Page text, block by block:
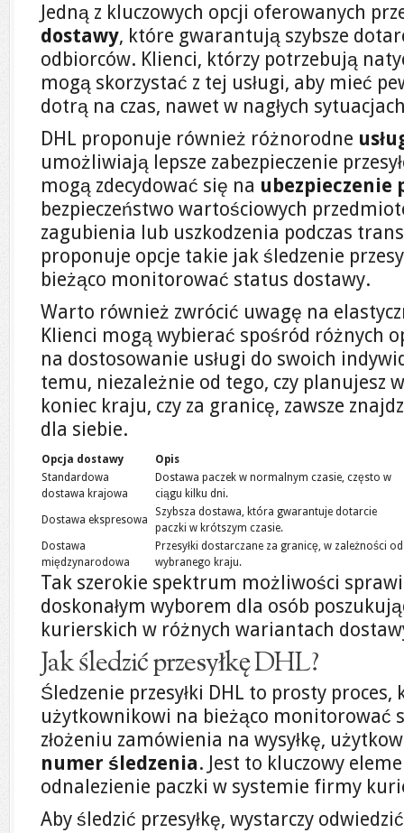
Jedną z kluczowych opcji oferowanych
dostawy, które gwarantują szybsze
odbiorców. Klienci, którzy potrzebują
mogą skorzystać z tej usługi, aby mieć
dotrą na czas, nawet w nagłych
DHL proponuje również różnorodne
umożliwiają lepsze zabezpieczenie
mogą zdecydować się na ubezpieczenie
bezpieczeństwo wartościowych
zagubienia lub uszkodzenia podczas
proponuje opcje takie jak śledzenie
bieżąco monitorować status dostawy.
Warto również zwrócić uwagę na
Klienci mogą wybierać spośród różnych
na dostosowanie usługi do swoich
temu, niezależnie od tego, czy planujesz
koniec kraju, czy za granicę, zawsze
dla siebie.
Opcja dostawy
Opis
Standardowa
dostawa krajowa
Dostawa paczek w normalnym czasie, często w
ciągu kilku dni.
Dostawa ekspresowa
Szybsza dostawa, która gwarantuje dotarcie
paczki w krótszym czasie.
Dostawa
międzynarodowa
Przesyłki dostarczane za granicę, w zależności od
wybranego kraju.
Tak szerokie spektrum możliwości
doskonałym wyborem dla osób
kurierskich w różnych wariantach
Jak śledzić przesyłkę DHL?
Śledzenie przesyłki DHL to prosty proces,
użytkownikowi na bieżąco monitorować
złożeniu zamówienia na wysyłkę,
numer śledzenia. Jest to kluczowy
odnalezienie paczki w systemie firmy
Aby śledzić przesyłkę, wystarczy